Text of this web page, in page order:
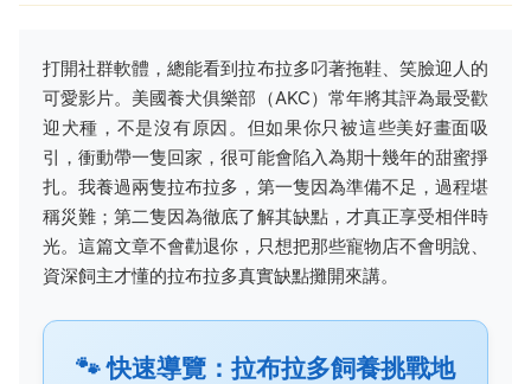
打開社群軟體，總能看到拉布拉多叼著拖鞋、笑臉迎人的
可愛影片。美國養犬俱樂部（AKC）常年將其評為最受歡
迎犬種，不是沒有原因。但如果你只被這些美好畫面吸
引，衝動帶一隻回家，很可能會陷入為期十幾年的甜蜜掙
扎。我養過兩隻拉布拉多，第一隻因為準備不足，過程堪
稱災難；第二隻因為徹底了解其缺點，才真正享受相伴時
光。這篇文章不會勸退你，只想把那些寵物店不會明說、
資深飼主才懂的拉布拉多真實缺點攤開來講。
🐾 快速導覽：拉布拉多飼養挑戰地